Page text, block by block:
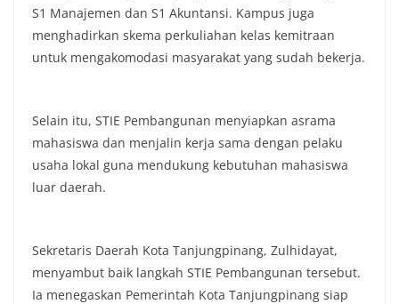
S1 Manajemen dan S1 Akuntansi. Kampus juga
menghadirkan skema perkuliahan kelas kemitraan
untuk mengakomodasi masyarakat yang sudah bekerja.
Selain itu, STIE Pembangunan menyiapkan asrama
mahasiswa dan menjalin kerja sama dengan pelaku
usaha lokal guna mendukung kebutuhan mahasiswa
luar daerah.
Sekretaris Daerah Kota Tanjungpinang, Zulhidayat,
menyambut baik langkah STIE Pembangunan tersebut.
Ia menegaskan Pemerintah Kota Tanjungpinang siap